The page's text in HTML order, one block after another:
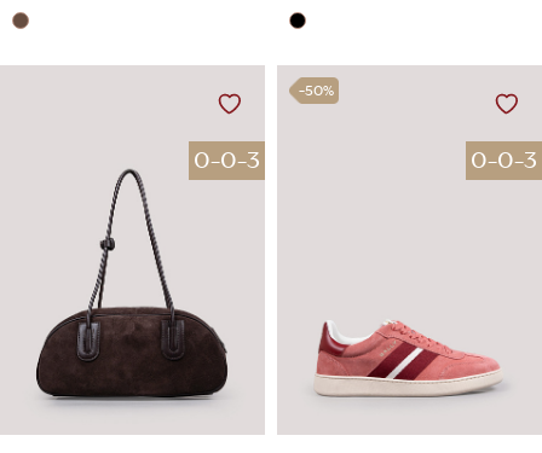
0-0-3
-50%
0-0-3